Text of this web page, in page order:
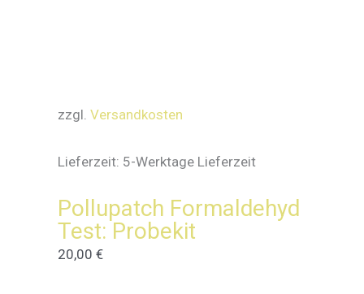
zzgl. Versandkosten
Lieferzeit: 5-Werktage Lieferzeit
Pollupatch Formaldehyd
Test: Probekit
20,00 €